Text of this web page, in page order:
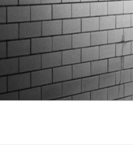
Videre
til
indhold